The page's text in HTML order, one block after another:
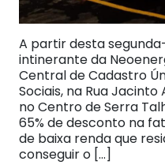
A partir desta
intinerante da
Central de Cadastro
Sociais, na Rua Jacinto
no Centro de Serra
65% de desconto na
de baixa renda que
conseguir o […]